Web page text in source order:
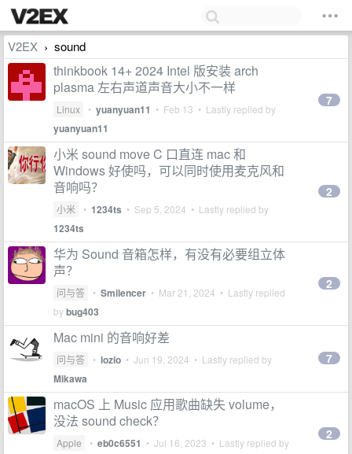
V2EX › sound
thinkbook 14+ 2024 Intel 版安装 arch
plasma 左右声道声音大小不一样
Linux • yuanyuan11 • Feb 13 • Lastly replied by
yuanyuan11
7
小米 sound move C 口直连 mac 和
Windows 好使吗，可以同时使用麦克风和
音响吗？
小米 • 1234ts • Sep 5, 2024 • Lastly replied by
1234ts
2
华为 Sound 音箱怎样，有没有必要组立体
声？
问与答 • Smilencer • Mar 21, 2024 • Lastly replied
bybug403
2
Mac mini 的音响好差
问与答 • lozio • Jun 19, 2024 • Lastly replied by
Mikawa
7
macOS 上 Music 应用歌曲缺失 volume，
没法 sound check？
Apple • eb0c6551 • Jul 16, 2023 • Lastly replied by
2